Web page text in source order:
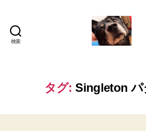
検索
タグ: Singleton パ